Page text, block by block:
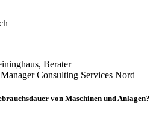
Berater
Consul­ting Services Nord
von Maschinen und Anlagen?